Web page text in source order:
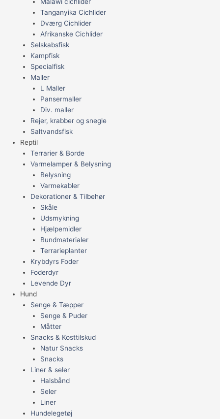
Tanganyika Cichlider
Dværg Cichlider
Afrikanske Cichlider
Selskabsfisk
Kampfisk
Specialfisk
Maller
L Maller
Pansermaller
Div. maller
Rejer, krabber og snegle
Saltvandsfisk
Reptil
Terrarier & Borde
Varmelamper & Belysning
Belysning
Varmekabler
Dekorationer & Tilbehør
Skåle
Udsmykning
Hjælpemidler
Bundmaterialer
Terrarieplanter
Krybdyrs Foder
Foderdyr
Levende Dyr
Hund
Senge & Tæpper
Senge & Puder
Måtter
Snacks & Kosttilskud
Natur Snacks
Snacks
Liner & seler
Halsbånd
Seler
Liner
Hundelegetøj